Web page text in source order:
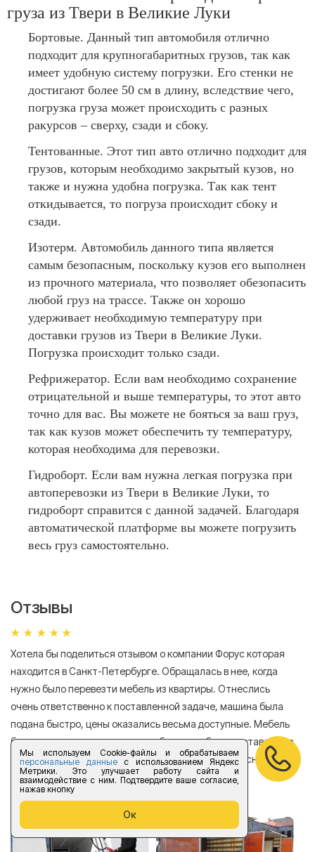
Мы используем Cookie-файлы и обрабатываем
персональные данныес использованием Яндекс
Метрики. Это улучшает работу сайта и
взаимодействие с ним. Подтвердите ваше согласие,
нажав кнопку
Ок
груза из Твери в Великие Луки
Бортовые. Данный тип автомобиля отлично
подходит для крупногабаритных грузов, так как
имеет удобную систему погрузки. Его стенки не
достигают более 50 см в длину, вследствие чего,
погрузка груза может происходить с разных
ракурсов – сверху, сзади и сбоку.
Тентованные. Этот тип авто отлично подходит для
грузов, которым необходимо закрытый кузов, но
также и нужна удобна погрузка. Так как тент
откидывается, то погруза происходит сбоку и
сзади.
Изотерм. Автомобиль данного типа является
самым безопасным, поскольку кузов его выполнен
из прочного материала, что позволяет обезопасить
любой груз на трассе. Также он хорошо
удерживает необходимую температуру при
доставки грузов из Твери в Великие Луки.
Погрузка происходит только сзади.
Рефрижератор. Если вам необходимо сохранение
отрицательной и выше температуры, то этот авто
точно для вас. Вы можете не бояться за ваш груз,
так как кузов может обеспечить ту температуру,
которая необходима для перевозки.
Гидроборт. Если вам нужна легкая погрузка при
автоперевозки из Твери в Великие Луки, то
гидроборт справится с данной задачей. Благодаря
автоматической платформе вы можете погрузить
весь груз самостоятельно.
Отзывы
Хотела бы поделиться отзывом о компании Форус которая
находится в Санкт-Петербурге. Обращалась в нее, когда
нужно было перевезти мебель из квартиры. Отнеслись
очень ответственно к поставленной задаче, машина была
подана быстро, цены оказались весьма доступные. Мебель
была перевезена аккуратно, в общем все было доставлено в
хорошем состоянии. Спасибо компании за прекрасную
работу!
Елизавета Андроновна